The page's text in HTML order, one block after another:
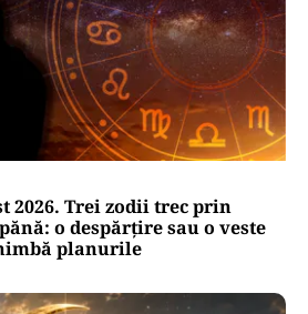
2026. Trei zodii trec prin
o despărțire sau o veste
planurile